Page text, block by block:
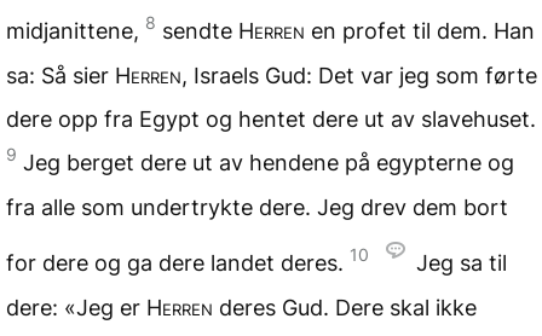
midjanittene, 8 sendte Herren en profet til dem. Han
sa: Så sier Herren, Israels Gud: Det var jeg som førte
dere opp fra Egypt og hentet dere ut av slavehuset.
9 Jeg berget dere ut av hendene på egypterne og
fra alle som undertrykte dere. Jeg drev dem bort
for dere og ga dere landet deres. 10
Jeg sa til
dere: «Jeg er Herren deres Gud. Dere skal ikke